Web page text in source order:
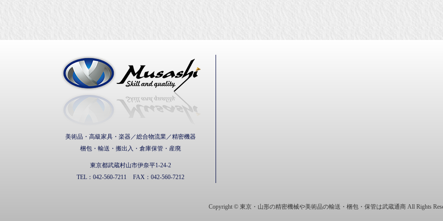
美術品・高級家具・楽器／総合物流業／精密機器
梱包・輸送・搬出入・倉庫保管・産廃
東京都武蔵村山市伊奈平1-24-2
TEL： 042-560-7211 FAX： 042-560-7212
Copyright © 東京・山形の精密機械や美術品の輸送・梱包・保管は武蔵通商 All Rights